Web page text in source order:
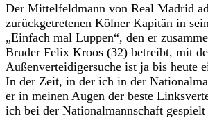
Der Mittelfeldmann von Real Madrid
zurückgetretenen Kölner Kapitän in
„Einfach mal Luppen“, den er
Bruder Felix Kroos (32) betreibt, mit
Außenverteidigersuche ist ja bis heute
In der Zeit, in der ich in der
er in meinen Augen der beste
ich bei der Nationalmannschaft gespielt